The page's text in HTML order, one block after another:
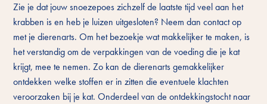
Zie je dat jouw snoezepoes zichzelf de laatste tijd veel aan het
krabben is en heb je luizen uitgesloten? Neem dan contact op
met je dierenarts. Om het bezoekje wat makkelijker te maken, is
het verstandig om de verpakkingen van de voeding die je kat
krijgt, mee te nemen. Zo kan de dierenarts gemakkelijker
ontdekken welke stoffen er in zitten die eventuele klachten
veroorzaken bij je kat. Onderdeel van de ontdekkingstocht naar